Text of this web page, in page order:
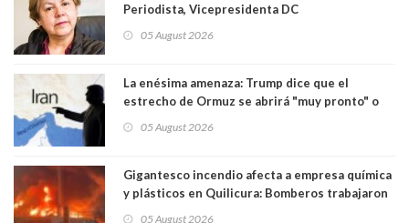
Periodista, Vicepresidenta DC
05 August 2026
La enésima amenaza: Trump dice que el
estrecho de Ormuz se abrirá "muy pronto" o
05 August 2026
Gigantesco incendio afecta a empresa química
y plásticos en Quilicura: Bomberos trabajaron
05 August 2026